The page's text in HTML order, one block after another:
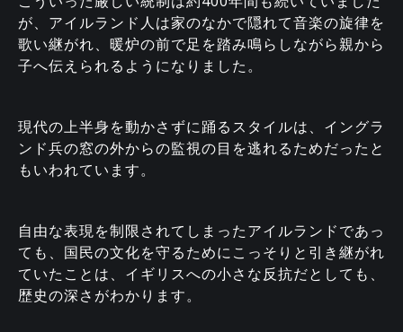
が、アイルランド人は家のなかで隠れて音楽の旋律を
歌い継がれ、暖炉の前で足を踏み鳴らしながら親から
子へ伝えられるようになりました。
現代の上半身を動かさずに踊るスタイルは、イングラ
ンド兵の窓の外からの監視の目を逃れるためだったと
もいわれています。
自由な表現を制限されてしまったアイルランドであっ
ても、国民の文化を守るためにこっそりと引き継がれ
ていたことは、イギリスへの小さな反抗だとしても、
歴史の深さがわかります。